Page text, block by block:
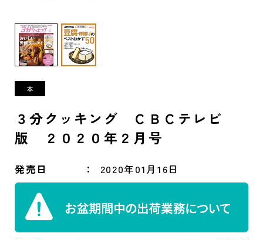
３分クッキング ＣＢＣテレビ
版 ２０２０年２月号
発売日 2020年01月16日